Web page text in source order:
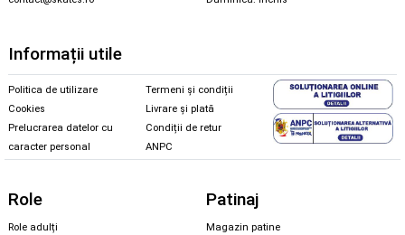
Informații utile
Politica de utilizare
Cookies
Prelucrarea datelor cu
caracter personal
Termeni și condiții
Livrare și plată
Condiții de retur
ANPC
Role
Role adulți
Patinaj
Magazin patine